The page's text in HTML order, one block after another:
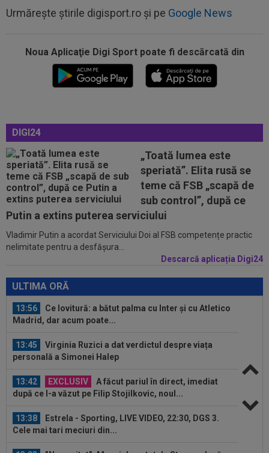
Urmărește știrile digisport.ro și pe Google News
Noua Aplicaţie Digi Sport poate fi descărcată din
DIGI24
„Toată lumea este
speriată”. Elita rusă se
teme că FSB „scapă de
sub control”, după ce
Putin a extins puterea serviciului
Vladimir Putin a acordat Serviciului Doi al FSB competențe practic
nelimitate pentru a desfășura...
Descarcă aplicația Digi24
ULTIMA ORĂ
13:45
Virginia Ruzici a dat verdictul despre viața
13:42 EXCLUSIV
A făcut pariul în direct, imediat
după ce l-a văzut pe Filip Stojilkovic, noul...
Estrela - Sporting, LIVE VIDEO, 22:30, DGS 3.
13:23
”Nemeritat”. Mesajul postat de Steaua, după
înfrângerea cu Râmnicu Vâlcea în a...
13:21
Jose Mourinho nu se joacă! Decizia luată, după
o lună de la revenirea la Real...
14:29
S-a terminat! Diego Simeone a făcut anunțul
despre transferul lui Julian...
14:15 VIDEO
”Un om care face bani non-stop”.
Mihai Stoichiță a intrat în direct și a...
Madrid, dar acum poate...
13:45
Virginia Ruzici a dat verdictul despre viața
personală a Simonei Halep
13:42 EXCLUSIV
A făcut pariul în direct, imediat
după ce l-a văzut pe Filip Stojilkovic, noul...
13:38
Estrela - Sporting, LIVE VIDEO, 22:30, DGS 3.
Cele mai tari meciuri din...
13:23
”Nemeritat”. Mesajul postat de Steaua, după
înfrângerea cu Râmnicu Vâlcea în a...